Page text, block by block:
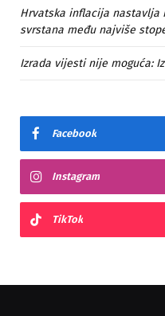
Hrvatska inflacija nastavlja
svrstana među najviše
Izrada vijesti nije moguća:
Facebook
Instagram
TikTok